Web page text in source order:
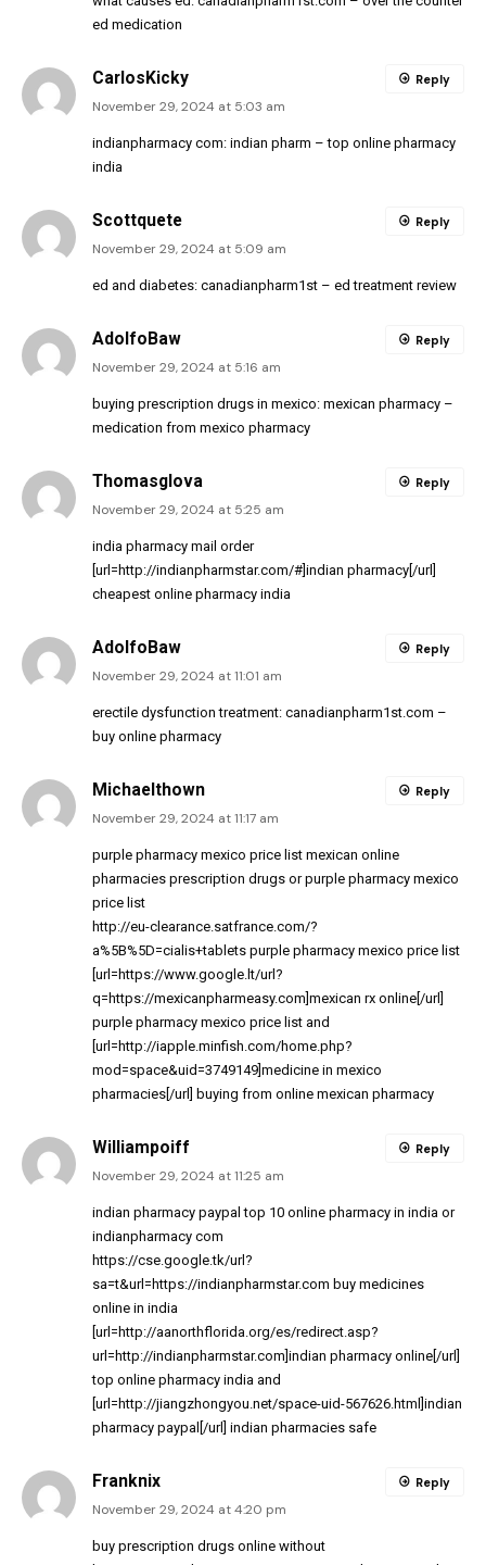
ed medication
CarlosKicky
November 29, 2024 at 5:03 am
indianpharmacy com: indian pharm – top online pharmacy
india
Reply
Scottquete
November 29, 2024 at 5:09 am
ed and diabetes: canadianpharm1st – ed treatment review
Reply
AdolfoBaw
November 29, 2024 at 5:16 am
buying prescription drugs in mexico: mexican pharmacy –
medication from mexico pharmacy
Reply
Thomasglova
November 29, 2024 at 5:25 am
india pharmacy mail order
[url=http://indianpharmstar.com/#]indian pharmacy[/url]
cheapest online pharmacy india
Reply
AdolfoBaw
November 29, 2024 at 11:01 am
erectile dysfunction treatment: canadianpharm1st.com –
buy online pharmacy
Reply
Michaelthown
November 29, 2024 at 11:17 am
purple pharmacy mexico price list mexican online
pharmacies prescription drugs orpurple pharmacy mexico
price list
http://eu-clearance.satfrance.com/?
a%5B%5D=cialis+tablets purple pharmacy mexico price list
[url=https://www.google.lt/url?
q=https://mexicanpharmeasy.com]mexican rx online[/url]
purple pharmacy mexico price list and
[url=http://iapple.minfish.com/home.php?
mod=space&uid=3749149]medicine in mexico
pharmacies[/url] buying from online mexican pharmacy
Reply
Williampoiff
November 29, 2024 at 11:25 am
indian pharmacy paypaltop 10 online pharmacy in india or
indianpharmacy com
https://cse.google.tk/url?
sa=t&url=https://indianpharmstar.com buy medicines
online in india
[url=http://aanorthflorida.org/es/redirect.asp?
url=http://indianpharmstar.com]indian pharmacy online[/url]
top online pharmacy india and
[url=http://jiangzhongyou.net/space-uid-567626.html]indian
pharmacy paypal[/url] indian pharmacies safe
Reply
Franknix
November 29, 2024 at 4:20 pm
buy prescription drugs online without
Reply